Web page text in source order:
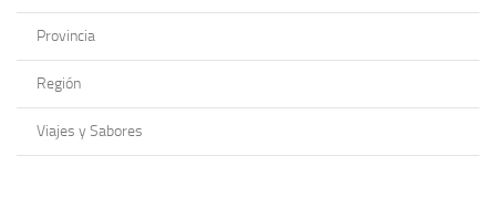
Provincia
Región
Viajes y Sabores